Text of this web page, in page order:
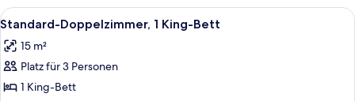
Bett,
Stadtblick
Alle
Fotos
für
Standard-
Doppelzimmer,
Ein Hotelzimmer mit zwei Betten,
5
Standard-Doppelzimmer, 1 King-Bett
15 m²
Platz für 3 Personen
1 King-Bett